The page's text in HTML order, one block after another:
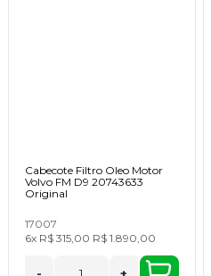
Cabecote Filtro Oleo Motor
Volvo FM D9 20743633
Original
17007
6x R$ 315,00 R$ 1.890,00
- +